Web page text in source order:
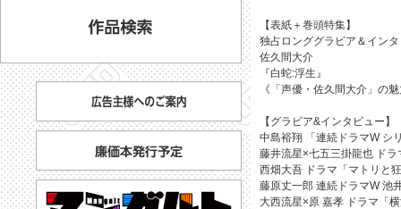
【表紙＋巻頭特集】
独占ロンググラビア＆イン
佐久間大介
『白蛇:浮生』
《「声優・佐久間大介」の
【グラビア&インタビュー】
中島裕翔 「連続ドラマW シ
藤井流星×七五三掛龍也 ド
西畑大吾 ドラマ「マトリと
藤原丈一郎 連続ドラマW 池
大西流星×原 嘉孝 ドラマ「